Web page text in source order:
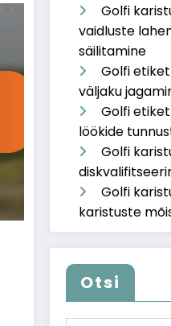
Golfi
vaidluste
säilitamine
Golfi
väljaku
Golfi
löökide
Golfi
Golfi
karistuste
Otsi